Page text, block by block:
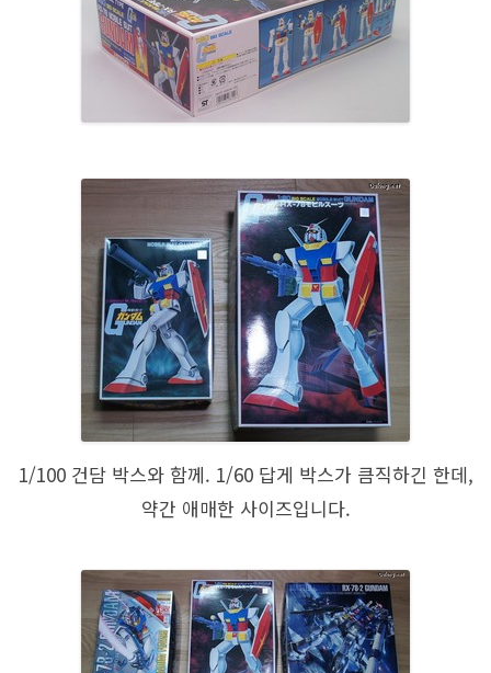
1/100 건담 박스와 함께. 1/60 답게 박스가 큼직하긴 한데,
약간 애매한 사이즈입니다.